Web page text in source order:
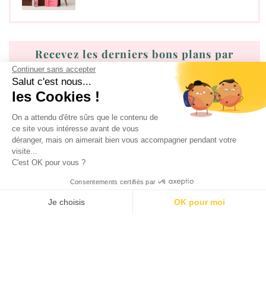
Continuer sans accepter
Salut c'est nous...
les Cookies !
On a attendu d'être sûrs que le contenu de
ce site vous intéresse avant de vous
déranger, mais on aimerait bien vous accompagner pendant votre
visite...
C'est OK pour vous ?
Consentements certifiés par
Je choisis OK pour moi
Recevez les derniers bons plans par
mail !
J'accepte lesconditions générales d'utilisation